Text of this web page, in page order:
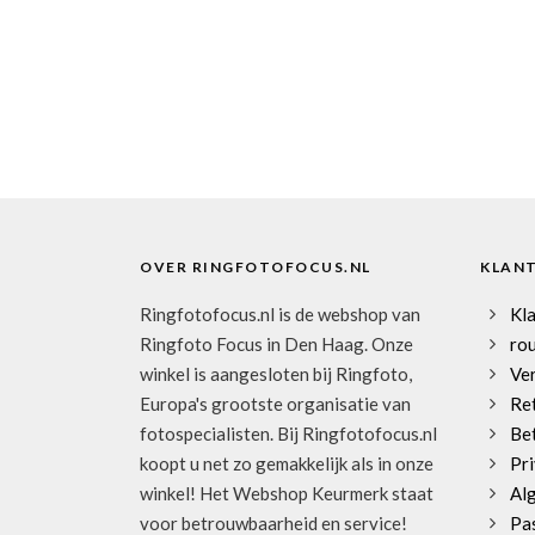
OVER RINGFOTOFOCUS.NL
Ringfotofocus.nl is de webshop van
Ringfoto Focus in Den Haag. Onze
winkel is aangesloten bij Ringfoto,
Europa's grootste organisatie van
fotospecialisten. Bij Ringfotofocus.nl
koopt u net zo gemakkelijk als in onze
winkel! Het Webshop Keurmerk staat
voor betrouwbaarheid en service!